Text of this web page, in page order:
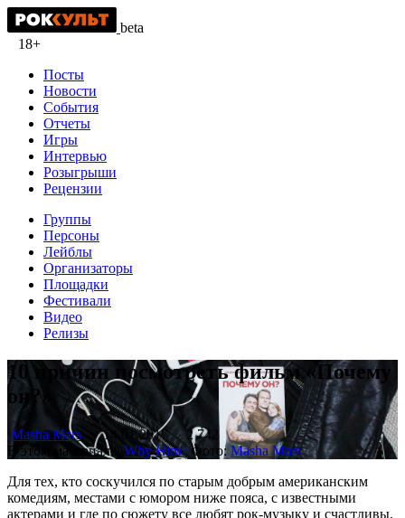
beta
18+
Посты
Новости
События
Отчеты
Игры
Интервью
Розыгрыши
Рецензии
Группы
Персоны
Лейблы
Организаторы
Площадки
Фестивали
Видео
Релизы
10 причин посмотреть фильм «Почему
он?»
Masha Mars 14.01.2017
2 742
В этом материале: Why Him? Фото: Masha Mars
Для тех, кто соскучился по старым добрым американским
комедиям, местами с юмором ниже пояса, с известными
актерами и где по сюжету все любят рок-музыку и счастливы.